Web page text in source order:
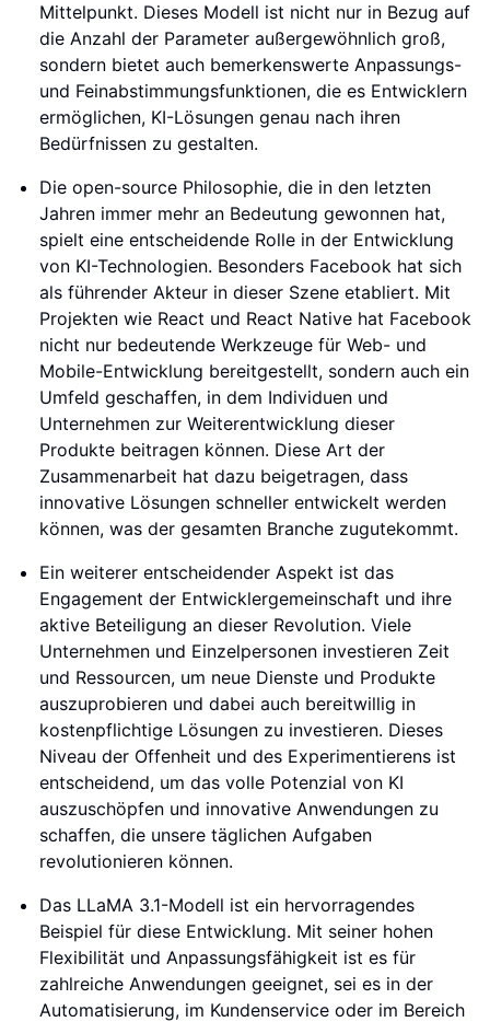
Mittelpunkt. Dieses Modell ist nicht nur in Bezug auf
die Anzahl der Parameter außergewöhnlich groß,
sondern bietet auch bemerkenswerte Anpassungs-
und Feinabstimmungsfunktionen, die es Entwicklern
ermöglichen, KI-Lösungen genau nach ihren
Bedürfnissen zu gestalten.
Die open-source Philosophie, die in den letzten
Jahren immer mehr an Bedeutung gewonnen hat,
spielt eine entscheidende Rolle in der Entwicklung
von KI-Technologien. Besonders Facebook hat sich
als führender Akteur in dieser Szene etabliert. Mit
Projekten wie React und React Native hat Facebook
nicht nur bedeutende Werkzeuge für Web- und
Mobile-Entwicklung bereitgestellt, sondern auch ein
Umfeld geschaffen, in dem Individuen und
Unternehmen zur Weiterentwicklung dieser
Produkte beitragen können. Diese Art der
Zusammenarbeit hat dazu beigetragen, dass
innovative Lösungen schneller entwickelt werden
können, was der gesamten Branche zugutekommt.
Ein weiterer entscheidender Aspekt ist das
Engagement der Entwicklergemeinschaft und ihre
aktive Beteiligung an dieser Revolution. Viele
Unternehmen und Einzelpersonen investieren Zeit
und Ressourcen, um neue Dienste und Produkte
auszuprobieren und dabei auch bereitwillig in
kostenpflichtige Lösungen zu investieren. Dieses
Niveau der Offenheit und des Experimentierens ist
entscheidend, um das volle Potenzial von KI
auszuschöpfen und innovative Anwendungen zu
schaffen, die unsere täglichen Aufgaben
revolutionieren können.
Das LLaMA 3.1-Modell ist ein hervorragendes
Beispiel für diese Entwicklung. Mit seiner hohen
Flexibilität und Anpassungsfähigkeit ist es für
zahlreiche Anwendungen geeignet, sei es in der
Automatisierung, im Kundenservice oder im Bereich